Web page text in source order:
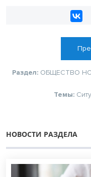
Раздел: ОБЩЕСТВО
Темы:
НОВОСТИ РАЗДЕЛА